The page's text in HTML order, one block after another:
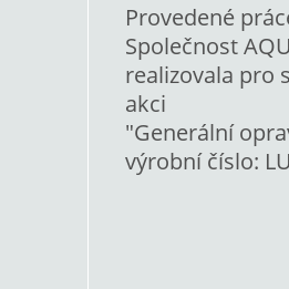
Provedené
Společnost
realizovala pro
akci
"Generální
výrobní číslo: